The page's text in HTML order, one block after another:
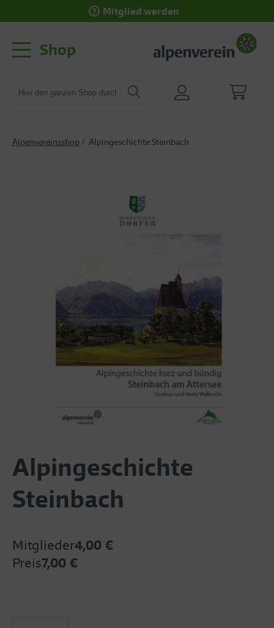
Mitglied werden
Shop
Alpenvereinsshop Alpingeschichte Steinbach
Alpingeschichte
Steinbach
Mitglieder4,00 €
Preis7,00 €